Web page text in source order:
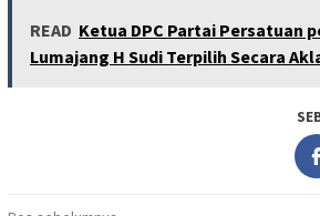
READ Ketua DPC Partai Persatuan
Lumajang H Sudi Terpilih Secara